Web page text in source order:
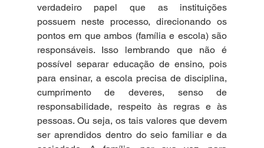
verdadeiro papel que as instituições
possuem neste processo, direcionando os
pontos em que ambos (família e escola) são
responsáveis. Isso lembrando que não é
possível separar educação de ensino, pois
para ensinar, a escola precisa de disciplina,
cumprimento de deveres, senso de
responsabilidade, respeito às regras e às
pessoas. Ou seja, os tais valores que devem
ser aprendidos dentro do seio familiar e da